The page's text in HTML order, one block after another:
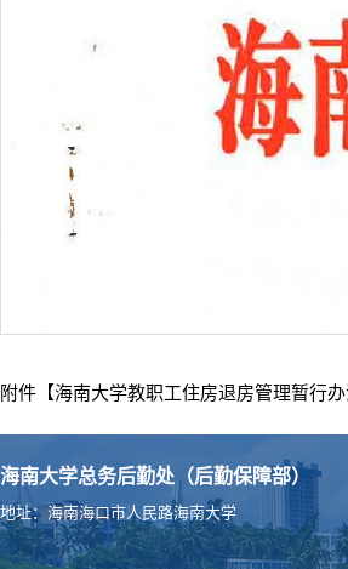
附件【海南大学教职工住房退房管理暂行
海南大学总务后勤处（后勤保障部）
地址：海南海口市人民路海南大学